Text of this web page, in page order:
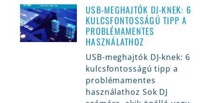
USB-MEGHAJTÓK DJ-KNEK: 6
KULCSFONTOSSÁGÚ TIPP A
PROBLÉMAMENTES
HASZNÁLATHOZ
USB-meghajtók DJ-knek: 6
kulcsfontosságú tipp a
problémamentes
használathoz Sok DJ